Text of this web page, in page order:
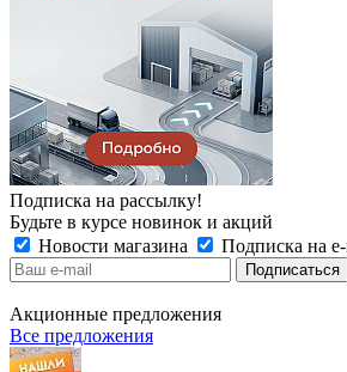
Подписка на рассылку!
Будьте в курсе новинок и акций
Новости магазина
Подписка на
Акционные предложения
Все предложения